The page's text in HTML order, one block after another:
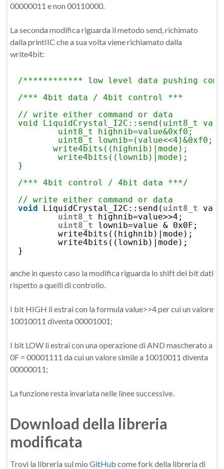
00000011 e non 00110000.
La seconda modifica riguarda il metodo send, richimato
dalla printIIC che a sua volta viene richiamato dalla
write4bit:
/************ low level data pushing
/*** 4bit data / 4bit control ***
// write either command or data
void LiquidCrystal_I2C::send(uint8_t
uint8_t highnib=value&0xf0;
uint8_t lownib=(value<<4)&0xf0;
write4bits((highnib)|mode);
write4bits((lownib)|mode);
}
/*** 4bit control / 4bit data ***/
// write either command or data
void
LiquidCrystal_I2C::send( uint8_t
uint8_t
highnib=value>>4;
uint8_t
lownib=value & 0x0F;
write4bits((highnib)|mode);
write4bits((lownib)|mode);
}
anche in questo caso la modifica riguarda lo shift dei bit dati
rispetto a quelli di controllo.
I bit HIGH li estrai con la formula value>>4 per cui un valore
10010011 diventa 00001001;
I bit LOW li estrai con una operazione di AND mascherato a
0F = 00001111 da cui un valore simile a 10010011 diventa
00000011;
La funzione resta invariata nelle linee successive.
Download della libreria
modificata
Trovi la libreria sul mio GitHub come fork della libreria di